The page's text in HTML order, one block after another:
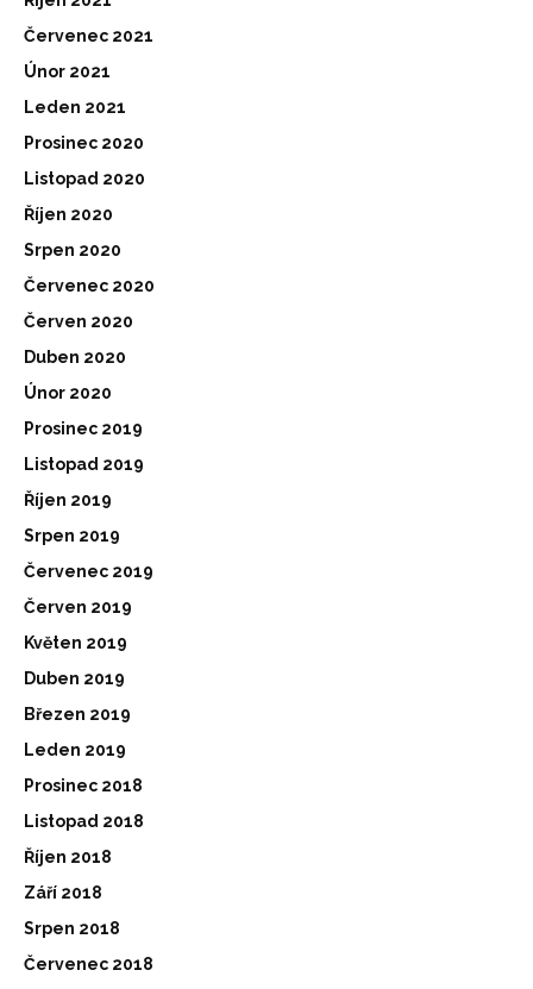
Červenec 2021
Únor 2021
Leden 2021
Prosinec 2020
Listopad 2020
Říjen 2020
Srpen 2020
Červenec 2020
Červen 2020
Duben 2020
Únor 2020
Prosinec 2019
Listopad 2019
Říjen 2019
Srpen 2019
Červenec 2019
Červen 2019
Květen 2019
Duben 2019
Březen 2019
Leden 2019
Prosinec 2018
Listopad 2018
Říjen 2018
Září 2018
Srpen 2018
Červenec 2018